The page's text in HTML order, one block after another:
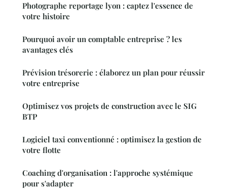
Photographe reportage lyon : captez l'essence de
votre histoire
Pourquoi avoir un comptable entreprise ? les
avantages clés
Prévision trésorerie : élaborez un plan pour réussir
votre entreprise
Optimisez vos projets de construction avec le SIG
BTP
Logiciel taxi conventionné : optimisez la gestion de
votre flotte
Coaching d'organisation : l'approche systémique
pour s'adapter